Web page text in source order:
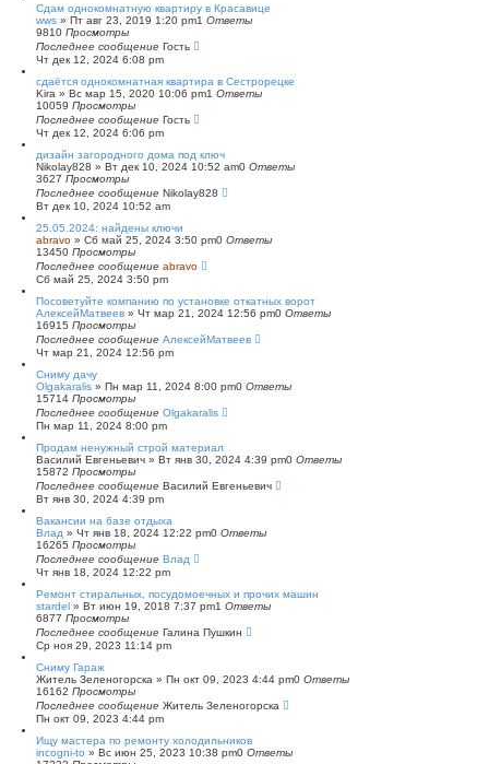
Сдам однокомнатную квартиру в Красавице
wws » Пт авг 23, 2019 1:20 pm1 Ответы
9810 Просмотры
Последнее сообщение Гость
Чт дек 12, 2024 6:08 pm
сдаётся однокомнатная квартира в Сестрорецке
Kira » Вс мар 15, 2020 10:06 pm1 Ответы
10059 Просмотры
Последнее сообщение Гость
Чт дек 12, 2024 6:06 pm
дизайн загородного дома под ключ
Nikolay828 » Вт дек 10, 2024 10:52 am0 Ответы
3627 Просмотры
Последнее сообщение Nikolay828
Вт дек 10, 2024 10:52 am
25.05.2024: найдены ключи
abravo » Сб май 25, 2024 3:50 pm0 Ответы
13450 Просмотры
Последнее сообщение abravo
Сб май 25, 2024 3:50 pm
Посоветуйте компанию по установке откатных ворот
АлексейМатвеев » Чт мар 21, 2024 12:56 pm0 Ответы
16915 Просмотры
Последнее сообщение АлексейМатвеев
Чт мар 21, 2024 12:56 pm
Сниму дачу
Olgakaralis » Пн мар 11, 2024 8:00 pm0 Ответы
15714 Просмотры
Последнее сообщение Olgakaralis
Пн мар 11, 2024 8:00 pm
Продам ненужный строй материал
Василий Евгеньевич » Вт янв 30, 2024 4:39 pm0 Ответы
15872 Просмотры
Последнее сообщение Василий Евгеньевич
Вт янв 30, 2024 4:39 pm
Вакансии на базе отдыха
Влад » Чт янв 18, 2024 12:22 pm0 Ответы
16265 Просмотры
Последнее сообщение Влад
Чт янв 18, 2024 12:22 pm
Ремонт стиральных, посудомоечных и прочих машин
stardel » Вт июн 19, 2018 7:37 pm1 Ответы
6877 Просмотры
Последнее сообщение Галина Пушкин
Ср ноя 29, 2023 11:14 pm
Сниму Гараж
Житель Зеленогорска » Пн окт 09, 2023 4:44 pm0 Ответы
16162 Просмотры
Последнее сообщение Житель Зеленогорска
Пн окт 09, 2023 4:44 pm
Ищу мастера по ремонту холодильников
incogni-to » Вс июн 25, 2023 10:38 pm0 Ответы